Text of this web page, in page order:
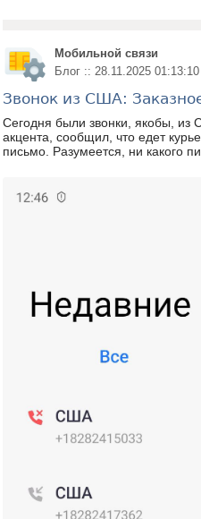
Мобильной связи
Блог :: 28.11.2025
Звонок из США:
Сегодня были звонки, якобы, из
акцента, сообщил, что едет
письмо. Разумеется, ни какого